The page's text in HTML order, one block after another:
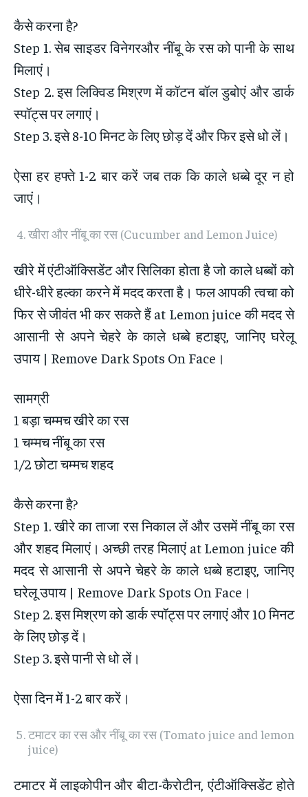
कैसे करना है?
Step 1. सेब साइडर विनेगरऔर नींबू के रस को पानी के साथ
मिलाएं।
Step 2. इस लिक्विड मिश्रण में कॉटन बॉल डुबोएं और डार्क
स्पॉट्स पर लगाएं।
Step 3. इसे 8-10 मिनट के लिए छोड़ दें और फिर इसे धो लें।
ऐसा हर हफ्ते 1-2 बार करें जब तक कि काले धब्बे दूर न हो
जाएं।
खीरा और नींबू का रस (Cucumber and Lemon Juice)
खीरे में एंटीऑक्सिडेंट और सिलिका होता है जो काले धब्बों को
धीरे-धीरे हल्का करने में मदद करता है। फल आपकी त्वचा को
फिर से जीवंत भी कर सकते हैं at Lemon juice की मदद से
आसानी से अपने चेहरे के काले धब्बे हटाइए, जानिए घरेलू
उपाय | Remove Dark Spots On Face।
सामग्री
1 बड़ा चम्मच खीरे का रस
1 चम्मच नींबू का रस
1/2 छोटा चम्मच शहद
कैसे करना है?
Step 1. खीरे का ताजा रस निकाल लें और उसमें नींबू का रस
और शहद मिलाएं। अच्छी तरह मिलाएं at Lemon juice की
मदद से आसानी से अपने चेहरे के काले धब्बे हटाइए, जानिए
घरेलू उपाय | Remove Dark Spots On Face।
Step 2. इस मिश्रण को डार्क स्पॉट्स पर लगाएं और 10 मिनट
के लिए छोड़ दें।
Step 3. इसे पानी से धो लें।
ऐसा दिन में 1-2 बार करें।
टमाटर का रस और नींबू का रस (Tomato juice and lemon
juice)
टमाटर में लाइकोपीन और बीटा-कैरोटीन, एंटीऑक्सिडेंट होते